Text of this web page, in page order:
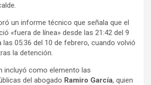
un informe técnico que señala que el
«fuera de línea» desde las 21:42 del 9
05:36 del 10 de febrero, cuando volvió
la detención.
incluyó como elemento las
del abogado Ramiro García, quien